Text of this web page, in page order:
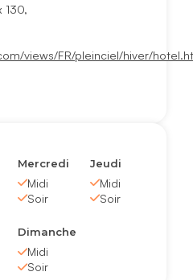
130,
views/FR/pleinciel/hiver/
Mercredi
Midi
Soir
Jeudi
Midi
Soir
Dimanche
Midi
Soir